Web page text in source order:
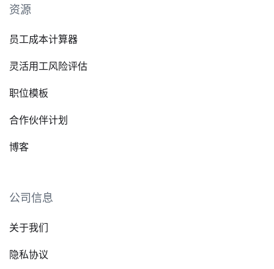
资源
员工成本计算器
灵活用工风险评估
职位模板
合作伙伴计划
博客
公司信息
关于我们
隐私协议